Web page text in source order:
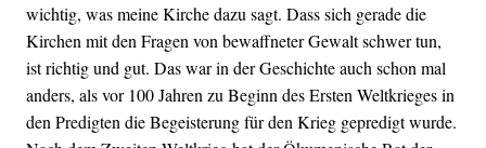
wichtig, was meine Kirche dazu sagt. Dass sich gerade die
Kirchen mit den Fragen von bewaffneter Gewalt schwer tun,
ist richtig und gut. Das war in der Geschichte auch schon mal
anders, als vor 100 Jahren zu Beginn des Ersten Weltkrieges in
den Predigten die Begeisterung für den Krieg gepredigt wurde.